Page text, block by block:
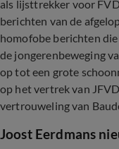
als lijsttrekker voor
berichten van de
homofobe berichten
de jongerenbeweging
op tot een grote
op het vertrek van
vertrouweling van
Joost Eerdmans